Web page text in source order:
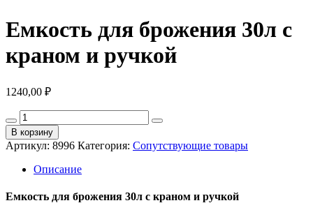
Емкость для брожения 30л с
краном и ручкой
1240,00 ₽
Количество
товара
Емкость
для
брожения
30л
краном
В корзину
Артикул: 8996 Категория: Сопутствующие товары
Описание
Емкость для брожения 30л с краном и ручкой